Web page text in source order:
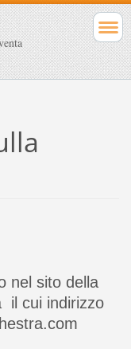
nel sito della
il cui indirizzo